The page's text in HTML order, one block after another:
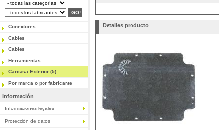
Conectores
Cables
Cables
Herramientas
Carcasa Exterior (5)
Por marca o por fabricante
Información
Informaciones legales
Protección de datos
Detalles producto